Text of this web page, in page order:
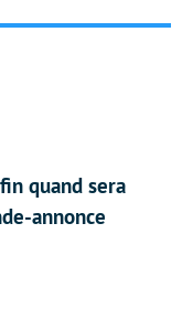
quand sera
annonce